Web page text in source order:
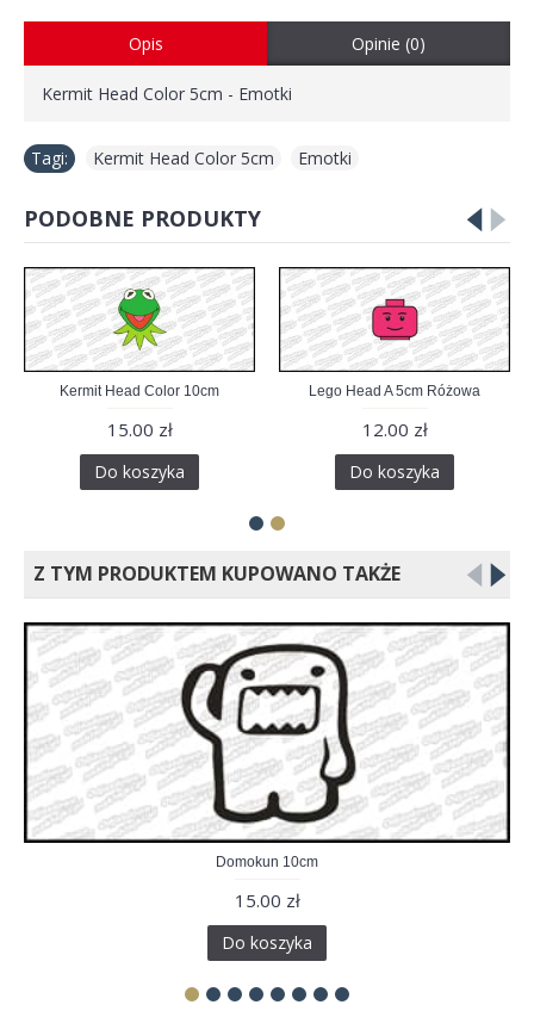
Opis Opinie (0)
Kermit Head Color 5cm - Emotki
Tagi: Kermit Head Color 5cm Emotki
PODOBNE PRODUKTY
Kermit Head Color 10cm
15.00 zł
Do koszyka
Lego Head A 5cm Różowa
12.00 zł
Do koszyka
Z TYM PRODUKTEM KUPOWANO TAKŻE
Domokun 10cm
15.00 zł
Do koszyka